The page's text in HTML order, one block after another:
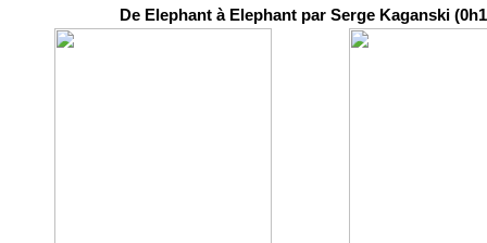
De Elephant à Elephant par Serge Kaganski